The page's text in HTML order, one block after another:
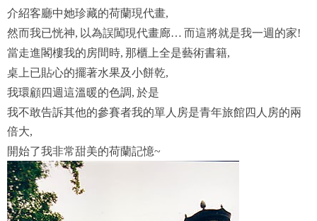
介紹客廳中她珍藏的荷蘭現代畫,
然而我已恍神, 以為誤闖現代畫廊… 而這將就是我一週的家!
當走進閣樓我的房間時, 那櫃上全是藝術書籍,
桌上已貼心的擺著水果及小餅乾,
我環顧四週這溫暖的色調, 於是
我不敢告訴其他的參賽者我的單人房是青年旅館四人房的兩
倍大,
開始了我非常甜美的荷蘭記憶~